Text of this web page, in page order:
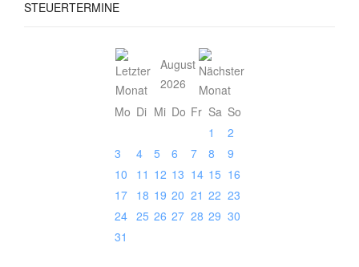
STEUERTERMINE
August
2026
Mo Di Mi Do Fr Sa So
1
2
3
4 5 6 7 8
9
10
11 12 13 14 15 16
17
18 19 20 21 22 23
24 25 26 27 28 29 30
31